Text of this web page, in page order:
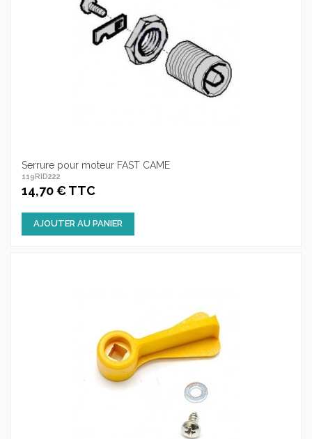
Serrure pour moteur FAST CAME
119RID222
14,70 € TTC
AJOUTER AU PANIER